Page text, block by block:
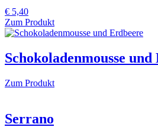
€ 5,40
Zum Produkt
Schokoladenmousse
Zum Produkt
Serrano